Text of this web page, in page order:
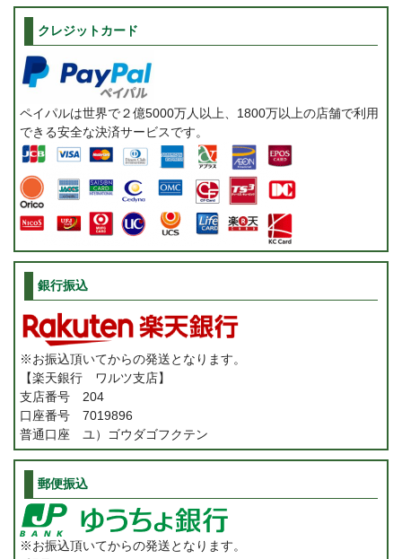
クレジットカード
ペイパルは世界で２億5000万人以上、1800万以上の店舗で利用
できる安全な決済サービスです。
銀行振込
※お振込頂いてからの発送となります。
【楽天銀行 ワルツ支店】
支店番号 204
口座番号 7019896
普通口座 ユ）ゴウダゴフクテン
郵便振込
※お振込頂いてからの発送となります。